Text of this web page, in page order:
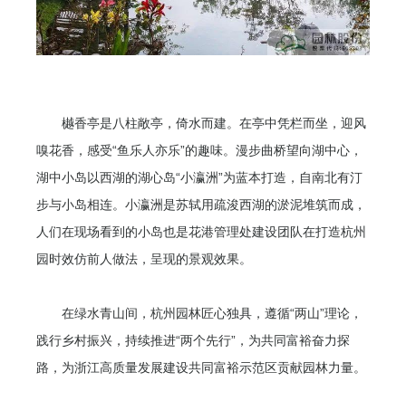
樾香亭是八柱敞亭，倚水而建。在亭中凭栏而坐，迎风
嗅花香，感受“鱼乐人亦乐”的趣味。漫步曲桥望向湖中心，
湖中小岛以西湖的湖心岛“小瀛洲”为蓝本打造，自南北有汀
步与小岛相连。小瀛洲是苏轼用疏浚西湖的淤泥堆筑而成，
人们在现场看到的小岛也是花港管理处建设团队在打造杭州
园时效仿前人做法，呈现的景观效果。
在绿水青山间，杭州园林匠心独具，遵循“两山”理论，
践行乡村振兴，持续推进“两个先行”，为共同富裕奋力探
路，为浙江高质量发展建设共同富裕示范区贡献园林力量。